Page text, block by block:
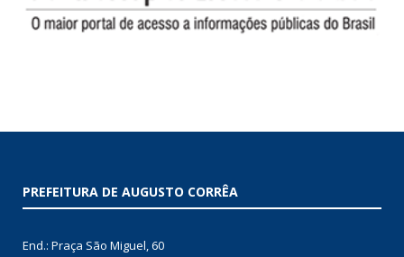
PREFEITURA DE AUGUSTO CORRÊA
End.: Praça São Miguel, 60